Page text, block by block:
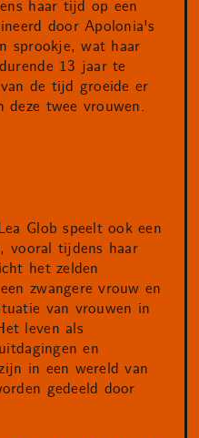
haar tijd op een
door Apolonia's
sprookje, wat haar
13 jaar te
de tijd groeide er
deze twee vrouwen.
Glob speelt ook een
vooral tijdens haar
het zelden
zwangere vrouw en
van vrouwen in
leven als
en
in een wereld van
gedeeld door